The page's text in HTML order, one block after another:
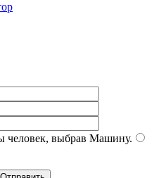
человек, выбрав Машину.